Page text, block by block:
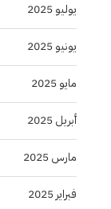
يوليو 2025
يونيو 2025
مايو 2025
أبريل 2025
مارس 2025
فبراير 2025